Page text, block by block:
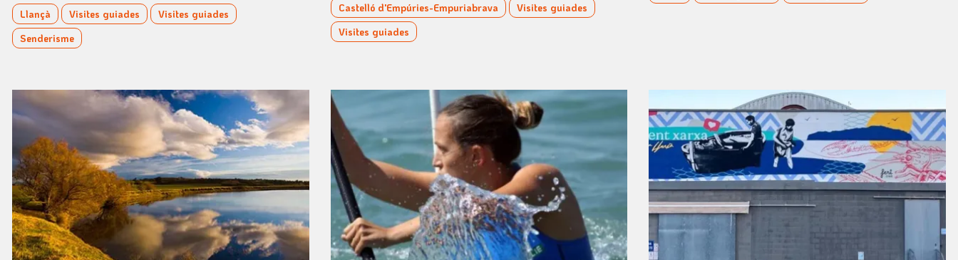
Llançà Visites guiades
Visites guiades
Senderisme
Castelló d'Empúries-Empuriabrava
Visites guiades
Visites guiades